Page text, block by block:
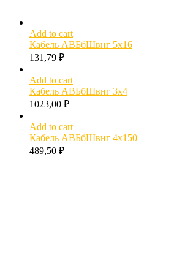
Add to cart
Кабель АВБбШвнг 5х16
131,79 ₽
Add to cart
Кабель АВБбШвнг 3х4
1023,00 ₽
Add to cart
Кабель АВБбШвнг 4х150
489,50 ₽